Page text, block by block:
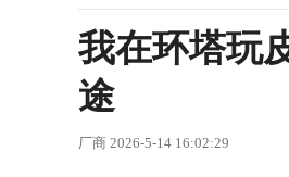
我在环塔玩
途
厂商 2026-5-14 16:02:29